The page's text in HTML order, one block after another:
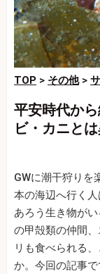
TOP > その他>
平安時代か
ビ・カニと
GWに潮干狩りを
本の海辺へ行く
あろう生き物が
の甲殻類の仲間
リも食べられる
か。今回の記事